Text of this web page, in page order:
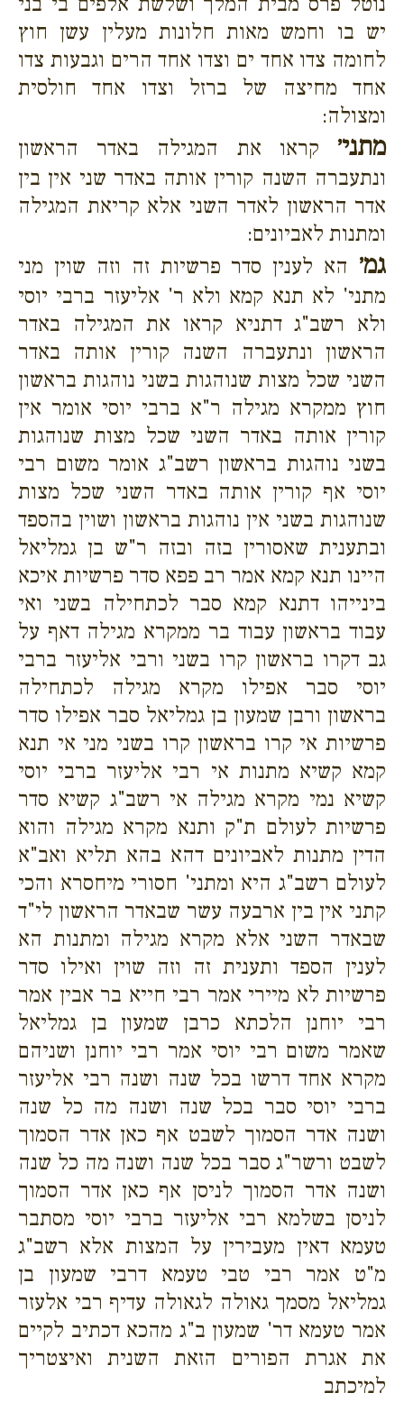
יש בו וחמש מאות חלונות מעלין עשן חוץ
לחומה צדו אחד ים וצדו אחד הרים וגבעות צדו
אחד מחיצה של ברזל וצדו אחד חולסית
ומצולה:
מתני׳ קראו את המגילה באדר הראשון
ונתעברה השנה קורין אותה באדר שני אין בין
אדר הראשון לאדר השני אלא קריאת המגילה
ומתנות לאביונים:
גמ׳ הא לענין סדר פרשיות זה וזה שוין מני
מתני' לא תנא קמא ולא ר' אליעזר ברבי יוסי
ולא רשב"ג דתניא קראו את המגילה באדר
הראשון ונתעברה השנה קורין אותה באדר
השני שכל מצות שנוהגות בשני נוהגות בראשון
חוץ ממקרא מגילה ר"א ברבי יוסי אומר אין
קורין אותה באדר השני שכל מצות שנוהגות
בשני נוהגות בראשון רשב"ג אומר משום רבי
יוסי אף קורין אותה באדר השני שכל מצות
שנוהגות בשני אין נוהגות בראשון ושוין בהספד
ובתענית שאסורין בזה ובזה ר"ש בן גמליאל
היינו תנא קמא אמר רב פפא סדר פרשיות איכא
בינייהו דתנא קמא סבר לכתחילה בשני ואי
עבוד בראשון עבוד בר ממקרא מגילה דאף על
גב דקרו בראשון קרו בשני ורבי אליעזר ברבי
יוסי סבר אפילו מקרא מגילה לכתחילה
בראשון ורבן שמעון בן גמליאל סבר אפילו סדר
פרשיות אי קרו בראשון קרו בשני מני אי תנא
קמא קשיא מתנות אי רבי אליעזר ברבי יוסי
קשיא נמי מקרא מגילה אי רשב"ג קשיא סדר
פרשיות לעולם ת"ק ותנא מקרא מגילה והוא
הדין מתנות לאביונים דהא בהא תליא ואב"א
לעולם רשב"ג היא ומתני' חסורי מיחסרא והכי
קתני אין בין ארבעה עשר שבאדר הראשון לי"ד
שבאדר השני אלא מקרא מגילה ומתנות הא
לענין הספד ותענית זה וזה שוין ואילו סדר
פרשיות לא מיירי אמר רבי חייא בר אבין אמר
רבי יוחנן הלכתא כרבן שמעון בן גמליאל
שאמר משום רבי יוסי אמר רבי יוחנן ושניהם
מקרא אחד דרשו בכל שנה ושנה רבי אליעזר
ברבי יוסי סבר בכל שנה ושנה מה כל שנה
ושנה אדר הסמוך לשבט אף כאן אדר הסמוך
לשבט ורשר"ג סבר בכל שנה ושנה מה כל שנה
ושנה אדר הסמוך לניסן אף כאן אדר הסמוך
לניסן בשלמא רבי אליעזר ברבי יוסי מסתבר
טעמא דאין מעבירין על המצות אלא רשב"ג
מ"ט אמר רבי טבי טעמא דרבי שמעון בן
גמליאל מסמך גאולה לגאולה עדיף רבי אלעזר
אמר טעמא דר' שמעון ב"ג מהכא דכתיב לקיים
את אגרת הפורים הזאת השנית ואיצטריך
למיכתב